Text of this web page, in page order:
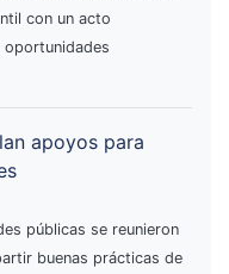
con un acto
oportunidades
apoyos para
públicas se reunieron
buenas prácticas de